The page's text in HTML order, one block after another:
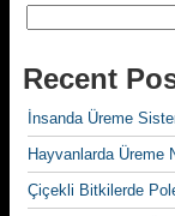
Recent
İnsanda Üreme
Hayvanlarda Üreme
Çiçekli Bitkilerde